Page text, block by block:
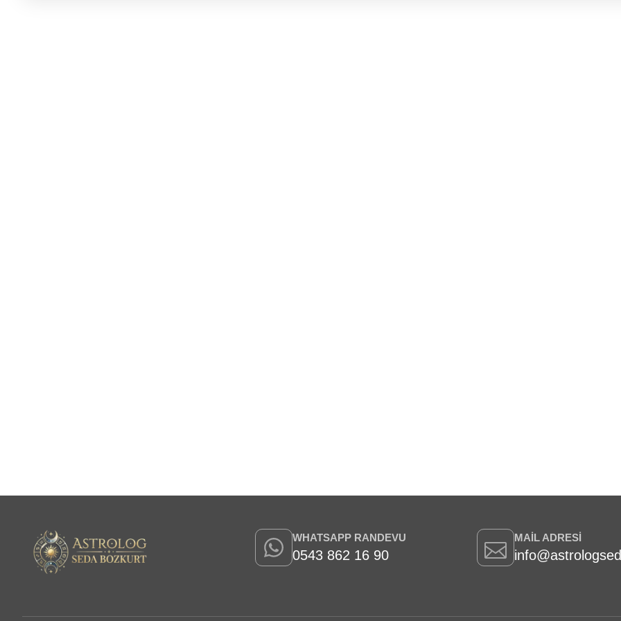
WHATSAPP RANDEVU
0543 862 16 90
MAIL ADRESI